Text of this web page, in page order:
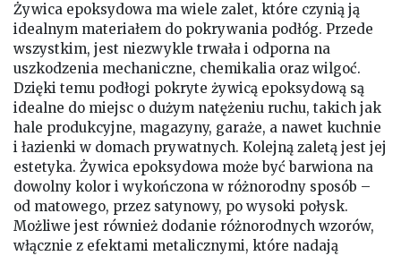
Żywica epoksydowa ma wiele zalet, które czynią ją
idealnym materiałem do pokrywania podłóg. Przede
wszystkim, jest niezwykle trwała i odporna na
uszkodzenia mechaniczne, chemikalia oraz wilgoć.
Dzięki temu podłogi pokryte żywicą epoksydową są
idealne do miejsc o dużym natężeniu ruchu, takich jak
hale produkcyjne, magazyny, garaże, a nawet kuchnie
i łazienki w domach prywatnych. Kolejną zaletą jest jej
estetyka. Żywica epoksydowa może być barwiona na
dowolny kolor i wykończona w różnorodny sposób –
od matowego, przez satynowy, po wysoki połysk.
Możliwe jest również dodanie różnorodnych wzorów,
włącznie z efektami metalicznymi, które nadają